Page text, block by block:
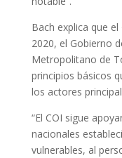
Bach explica que
2020, el Gobierno
Metropolitano de
principios básicos
los actores
“El COI sigue
nacionales
vulnerables, al